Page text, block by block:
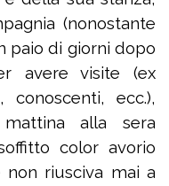
(nonostante
paio di giorni dopo
avere visite (ex
conoscenti, ecc.),
alla sera
color avorio
riusciva mai a